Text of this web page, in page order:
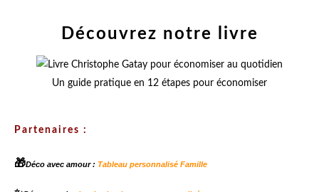
Découvrez notre livre
Un guide pratique en 12 étapes pour économiser
Partenaires :
🎁Déco avec amour : Tableau personnalisé Famille